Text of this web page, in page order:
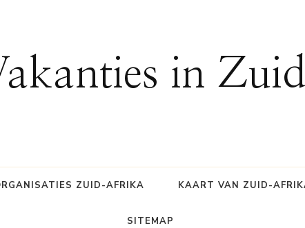
in
ZUID-AFRIKA KAART VAN ZUID-
SITEMAP